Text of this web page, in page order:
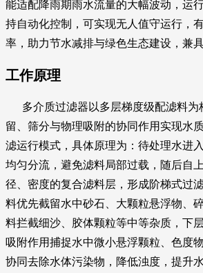
能适配降雨期雨水流量的大幅波动，运
持自动化控制，可实现无人值守运行，
率，助力节水减排与绿色生态建设，兼
工作原理
多介质过滤器以多层梯度级配滤料为
留、筛分与物理吸附的协同作用实现水
滤运行模式，具体原理为：待处理水进
均匀分流，避免滤料局部过载，随后自
径、密度的复合滤料层，形成阶梯式过
料优先截留水中砂石、大颗粒悬浮物、
料拦截细沙、胶体颗粒等中等杂质，下
吸附作用捕捉水中微小悬浮颗粒、色度
协同去除水体污染物，降低浊度，提升